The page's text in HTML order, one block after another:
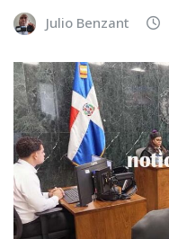
Julio Benzant